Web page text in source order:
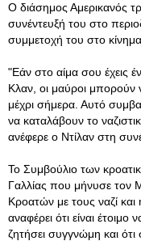
Ο διάσημος Αμερικανός
συνέντευξή του στο
συμμετοχή του στο
"Εάν στο αίμα σου έχεις
Κλαν, οι μαύροι
μέχρι σήμερα. Αυτό
να καταλάβουν το
ανέφερε ο Ντίλαν στη
Το Συμβούλιο των
Γαλλίας που μήνυσε τον
Κροατών με τους ναζί και
αναφέρει ότι είναι
ζητήσει συγγνώμη και